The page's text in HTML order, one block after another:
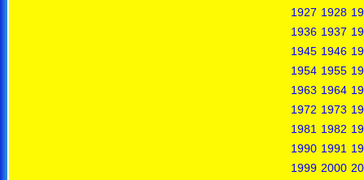
1927 1928
1936 1937
1945 1946
1954 1955
1963 1964
1972 1973
1981 1982
1990 1991
1999 2000